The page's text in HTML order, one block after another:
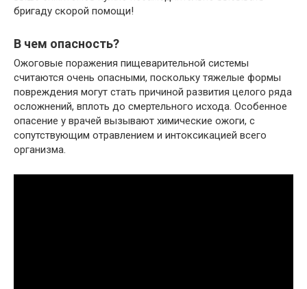
бригаду скорой помощи!
В чем опасность?
Ожоговые поражения пищеварительной системы
считаются очень опасными, поскольку тяжелые формы
повреждения могут стать причиной развития целого ряда
осложнений, вплоть до смертельного исхода. Особенное
опасение у врачей вызывают химические ожоги, с
сопутствующим отравлением и интоксикацией всего
организма.